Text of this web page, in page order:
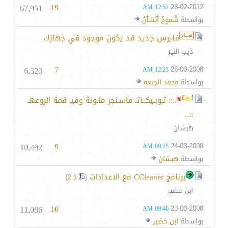
28-02-2012
12:52 AM
بواسطة شّموِخٌ ٱنٌسًٱنٌ
19
67,951
فايرس جديد قد يكون موجود في جهازك‎
ذيب النير
26-03-2008
12:23 AM
بواسطة محمد الجبعه
7
6,323
..:: تـوبـيكــاتـ ماسـنجر ماـونة وفيـ قمة الروعهـ
::..
هبشان
24-03-2008
09:25 AM
بواسطة هبشان
9
10,492
برنامج CCleaner مع الاعدادات (
1
2
)
ابن خضير
23-03-2008
09:40 AM
بواسطة ابن خضير
10
11,086